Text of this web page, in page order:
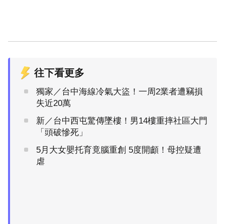
往下看更多
獨家／台中海線冷氣大盜！一周2業者遭竊損
失近20萬
新／台中西屯驚傳墜樓！男14樓重摔社區大門
「頭破慘死」
5月大女嬰托育竟腦重創 5度開顱！母控疑遭
虐